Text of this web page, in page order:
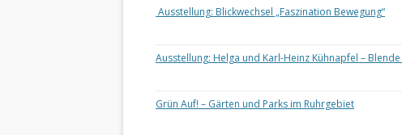
Ausstellung: Blickwechsel „Faszination Bewegung“
Ausstellung: Helga und Karl-Heinz Kühnapfel –
Grün Auf! – Gärten und Parks im Ruhrgebiet